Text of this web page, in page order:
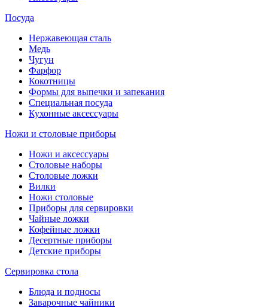
Посуда
Нержавеющая сталь
Медь
Чугун
Фарфор
Кокотницы
Формы для выпечки и запекания
Специальная посуда
Кухонные аксессуары
Ножи и столовые приборы
Ножи и аксессуары
Столовые наборы
Столовые ложки
Вилки
Ножи столовые
Приборы для сервировки
Чайные ложки
Кофейные ложки
Десертные приборы
Детские приборы
Сервировка стола
Блюда и подносы
Заварочные чайники